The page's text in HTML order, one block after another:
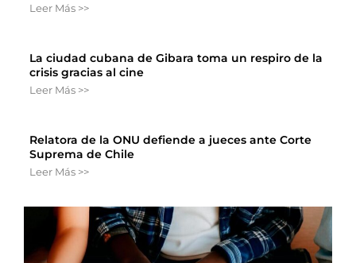
Leer Más >>
La ciudad cubana de Gibara toma un respiro de la
crisis gracias al cine
Leer Más >>
Relatora de la ONU defiende a jueces ante Corte
Suprema de Chile
Leer Más >>